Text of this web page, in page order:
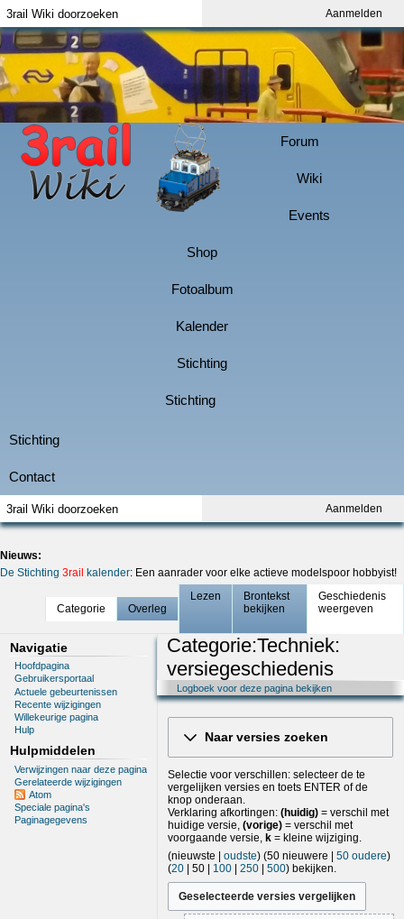
Aanmelden
Aanmelden
Nieuws:
De Stichting 3rail kalender: Een aanrader voor elke actieve modelspoor hobbyist!
Categorie Overleg
Lezen
Brontekst
bekijken
Geschiedenis
weergeven
Navigatie
Hoofdpagina
Gebruikersportaal
Actuele gebeurtenissen
Recente wijzigingen
Willekeurige pagina
Hulp
Hulpmiddelen
Verwijzingen naar deze pagina
Gerelateerde wijzigingen
Atom
Speciale pagina's
Paginagegevens
Categorie:Techniek:
versiegeschiedenis
Logboek voor deze pagina bekijken
Naar versies zoeken
Selectie voor verschillen: selecteer de te
vergelijken versies en toets ENTER of de
knop onderaan.
Verklaring afkortingen: (huidig)= verschil met
huidige versie, (vorige)= verschil met
voorgaande versie, k= kleine wijziging.
(nieuwste oudste) (50 nieuwere 50 oudere)
(20| 50| 100| 250| 500) bekijken.